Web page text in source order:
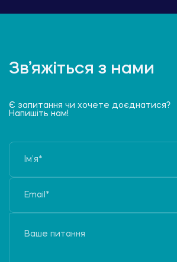
Зв’яжіться з нами
Є запитання чи хочете доєднатися?
Напишіть нам!